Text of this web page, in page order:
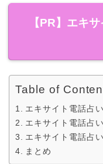
【PR】エキ
Table of
エキサイト電話占
エキサイト電話占
エキサイト電話占
まとめ